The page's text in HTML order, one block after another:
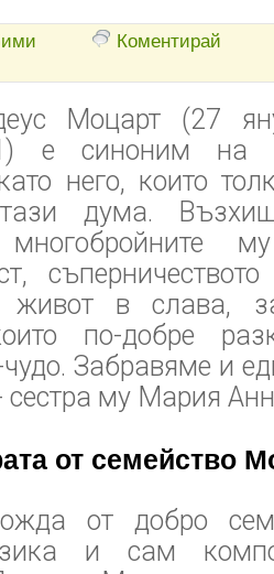
Коментирай
Моцарт (27
е синоним на
него, които
дума.
живот в слава,
по-добре
чудо. Забравяме и
сестра му Мария
от семейство
от добро
и сам